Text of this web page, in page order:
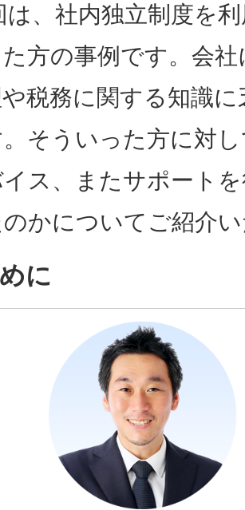
は、社内独立制度を
方の事例です。会
税務に関する知識
そういった方に対
ス、またサポート
かについてご紹介
に